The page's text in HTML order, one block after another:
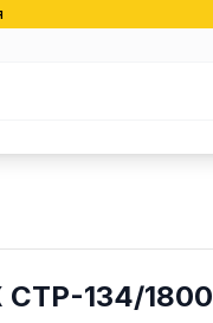
134/1800